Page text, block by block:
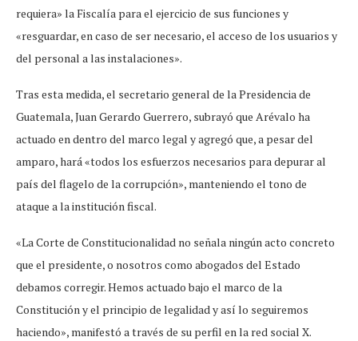
requiera» la Fiscalía para el ejercicio de sus funciones y
«resguardar, en caso de ser necesario, el acceso de los usuarios y
del personal a las instalaciones».
Tras esta medida, el secretario general de la Presidencia de
Guatemala, Juan Gerardo Guerrero, subrayó que Arévalo ha
actuado en dentro del marco legal y agregó que, a pesar del
amparo, hará «todos los esfuerzos necesarios para depurar al
país del flagelo de la corrupción», manteniendo el tono de
ataque a la institución fiscal.
«La Corte de Constitucionalidad no señala ningún acto concreto
que el presidente, o nosotros como abogados del Estado
debamos corregir. Hemos actuado bajo el marco de la
Constitución y el principio de legalidad y así lo seguiremos
haciendo», manifestó a través de su perfil en la red social X.